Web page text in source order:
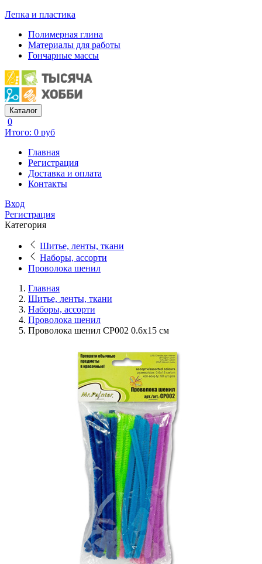
Лепка и пластика
Полимерная глина
Материалы для работы
Гончарные массы
Каталог
0
Итого: 0 руб
Главная
Регистрация
Доставка и оплата
Контакты
Вход
Регистрация
Категория
Шитье, ленты, ткани
Наборы, ассорти
Проволока шенил
Главная
Шитье, ленты, ткани
Наборы, ассорти
Проволока шенил
Проволока шенил CP002 0.6х15 см